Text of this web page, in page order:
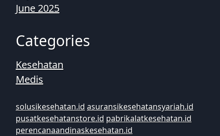
June 2025
Categories
Kesehatan
Medis
solusikesehatan.id asuransikesehatansyariah.id
pusatkesehatanstore.id pabrikalatkesehatan.id
perencanaandinaskesehatan.id